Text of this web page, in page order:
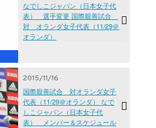
なでしこジャパン（日本女子代
表） 選手変更 国際親善試合
対 オランダ女子代表（11/29＠
オランダ）
2015/11/16
国際親善試合 対オランダ女子
代表（11/29＠オランダ） なで
しこジャパン（日本女子代
表） メンバー＆スケジュール